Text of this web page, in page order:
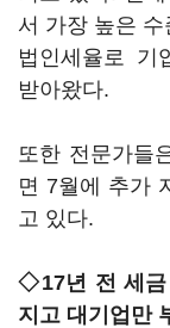
서 가장 높은
법인세율로 기
받아왔다.
또한 전문가들
면 7월에 추가
고 있다.
◇17년 전 세금
지고 대기업만